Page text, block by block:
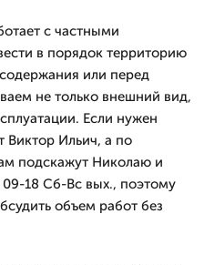
с частными
в порядок территорию
или перед
не только внешний вид,
Если нужен
Виктор Ильич, а по
подскажут Николаю и
18 Сб-Вс вых., поэтому
объем работ без